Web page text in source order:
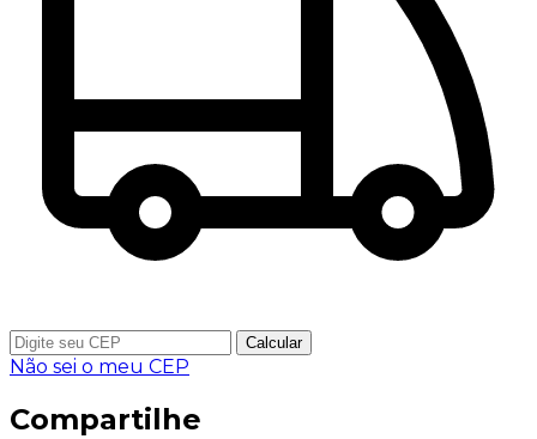
Calcular
Não sei o meu CEP
Compartilhe